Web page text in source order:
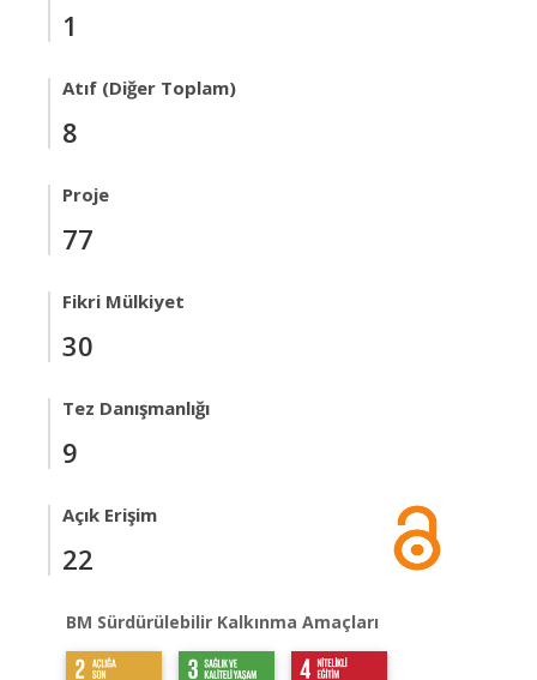
1
Atıf (Diğer Toplam)
8
Proje
77
Fikri Mülkiyet
30
Tez Danışmanlığı
9
Açık Erişim
22
BM Sürdürülebilir Kalkınma Amaçları